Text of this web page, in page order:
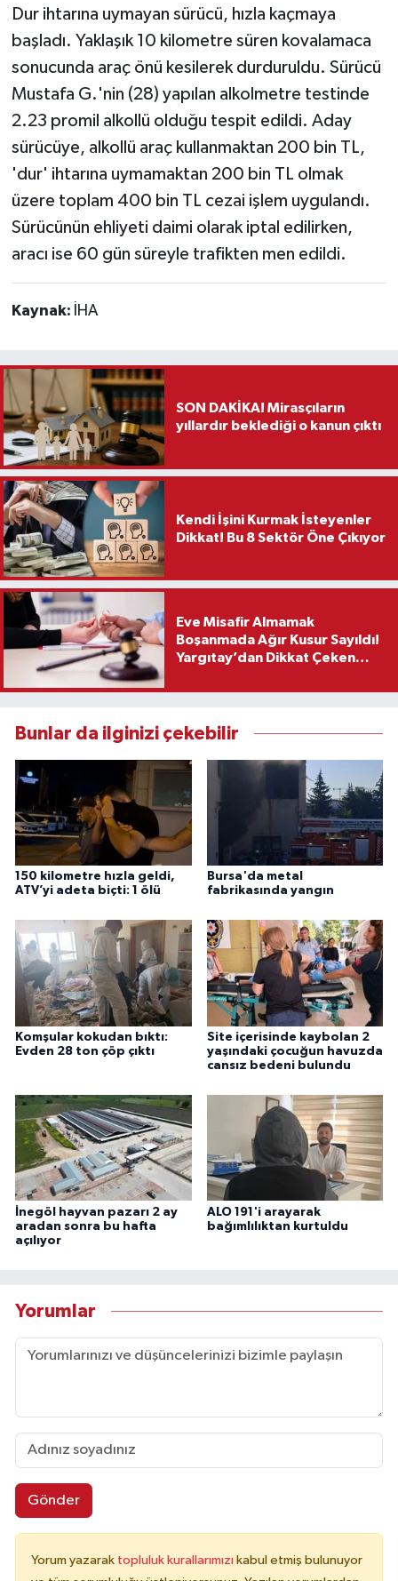
Dur ihtarına uymayan sürücü, hızla kaçmaya
başladı. Yaklaşık 10 kilometre süren kovalamaca
sonucunda araç önü kesilerek durduruldu. Sürücü
Mustafa G.'nin (28) yapılan alkolmetre testinde
2.23 promil alkollü olduğu tespit edildi. Aday
sürücüye, alkollü araç kullanmaktan 200 bin TL,
'dur' ihtarına uymamaktan 200 bin TL olmak
üzere toplam 400 bin TL cezai işlem uygulandı.
Sürücünün ehliyeti daimi olarak iptal edilirken,
aracı ise 60 gün süreyle trafikten men edildi.
Kaynak: İHA
SON DAKİKA! Mirasçıların
yıllardır beklediği o kanun çıktı
Kendi İşini Kurmak İsteyenler
Dikkat! Bu 8 Sektör Öne Çıkıyor
Eve Misafir Almamak
Boşanmada Ağır Kusur Sayıldı!
Yargıtay’dan Dikkat Çeken
Bunlar da ilginizi çekebilir
150 kilometre hızla geldi,
ATV’yi adeta biçti: 1 ölü
Bursa'da metal
fabrikasında yangın
Komşular kokudan bıktı:
Evden 28 ton çöp çıktı
Site içerisinde kaybolan 2
yaşındaki çocuğun havuzda
cansız bedeni bulundu
İnegöl hayvan pazarı 2 ay
aradan sonra bu hafta
açılıyor
ALO 191'i arayarak
bağımlılıktan kurtuldu
Yorumlar
Gönder
Yorum yazarak topluluk kurallarımızı kabul etmiş bulunuyor
Vasıta
Vefat Haberleri
Yaşam